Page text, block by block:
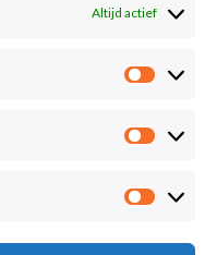
Altijd actief